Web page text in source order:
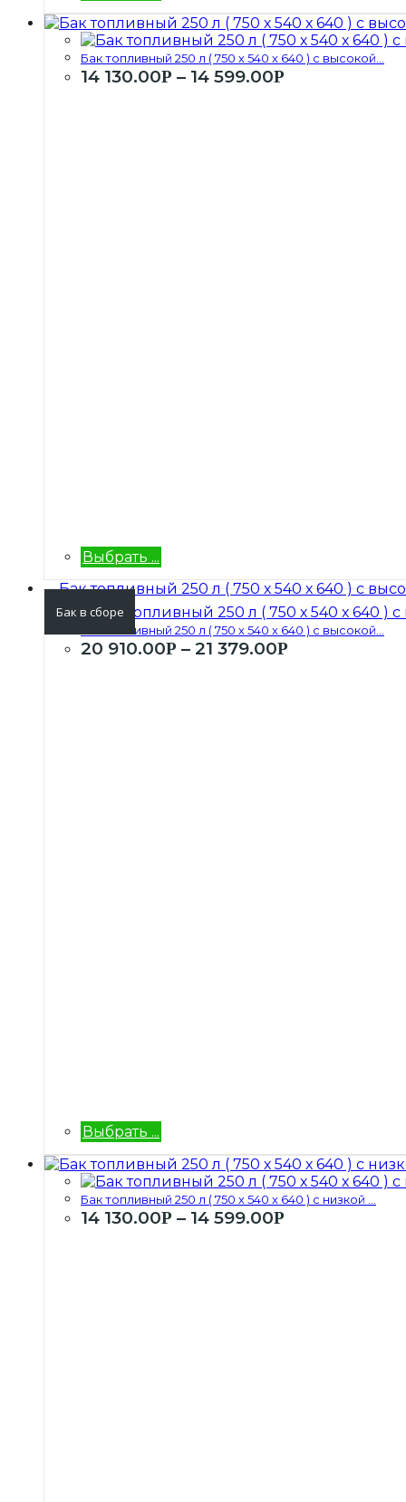
Бак топливный 250 л ( 750 х 540 х 640 ) с высокой...
14 130.00Р – 14 599.00Р
Выбрать ...
Бак в сборе
Бак топливный 250 л ( 750 х 540 х 640 ) с высокой...
20 910.00Р – 21 379.00Р
Выбрать ...
Бак топливный 250 л ( 750 х 540 х 640 ) с низкой ...
14 130.00Р – 14 599.00Р